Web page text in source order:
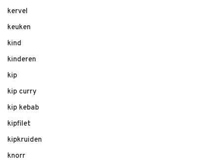
kervel
keuken
kind
kinderen
kip
kip curry
kip kebab
kipfilet
kipkruiden
knorr